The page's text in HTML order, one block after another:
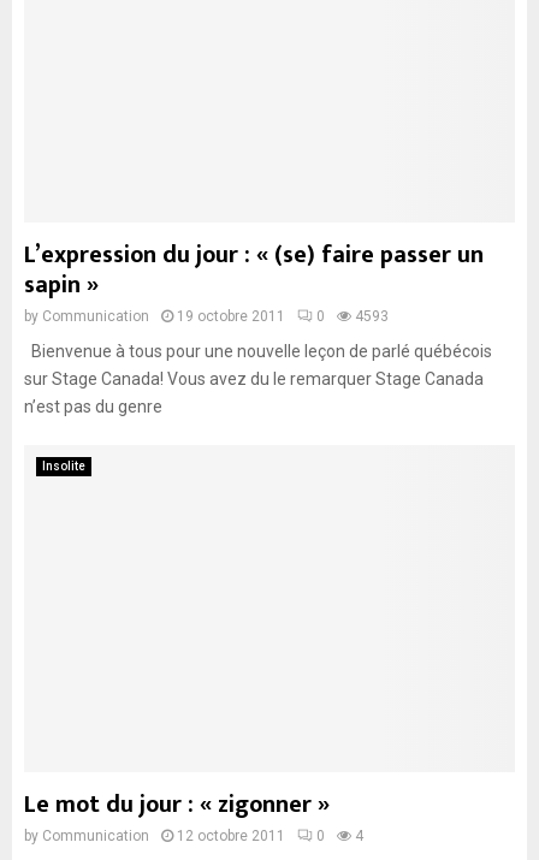
L’expression du jour : « (se) faire passer un
sapin »
by Communication 19 octobre 2011 0 4593
Bienvenue à tous pour une nouvelle leçon de parlé québécois
sur Stage Canada! Vous avez du le remarquer Stage Canada
n’est pas du genre
Insolite
Le mot du jour : « zigonner »
by Communication 12 octobre 2011 0 4